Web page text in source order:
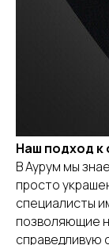
Наш подход к
В Аурум мы
просто
специалисты
позволяющие
справедливую